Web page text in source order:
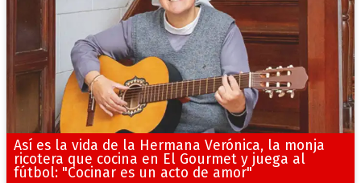
Así es la vida de la Hermana Verónica, la monja
ricotera que cocina en El Gourmet y juega al
fútbol: "Cocinar es un acto de amor"